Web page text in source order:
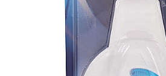
Apret & solutii speciale